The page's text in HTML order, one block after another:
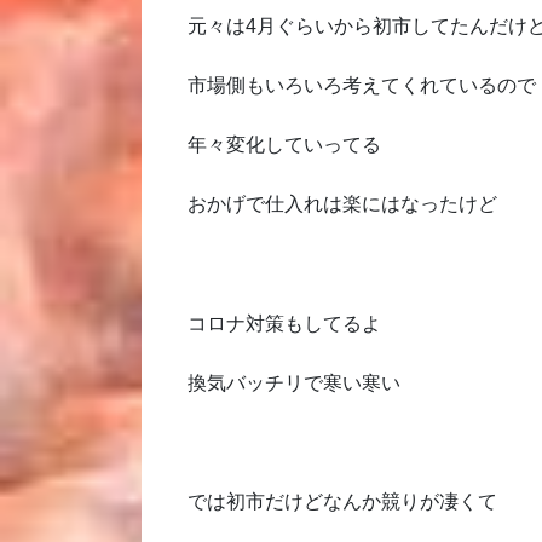
元々は4月ぐらいから初市してたんだけ
市場側もいろいろ考えてくれているので
年々変化していってる
おかげで仕入れは楽にはなったけど
コロナ対策もしてるよ
換気バッチリで寒い寒い
では初市だけどなんか競りが凄くて